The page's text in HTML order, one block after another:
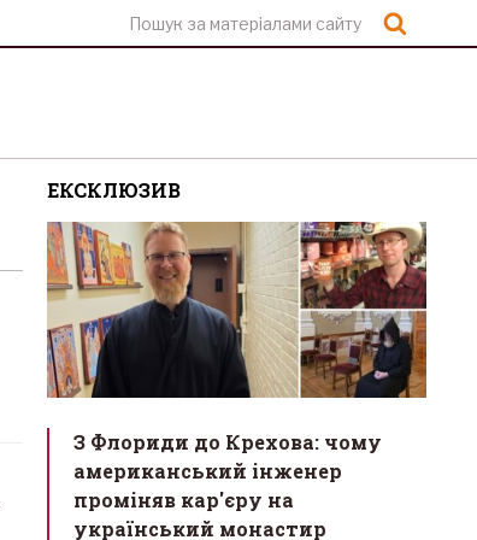
ЕКСКЛЮЗИВ
З Флориди до Крехова: чому
американський інженер
проміняв кар'єру на
український монастир